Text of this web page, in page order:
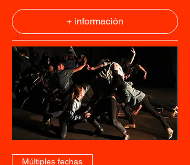
+ información
Múltiples fechas